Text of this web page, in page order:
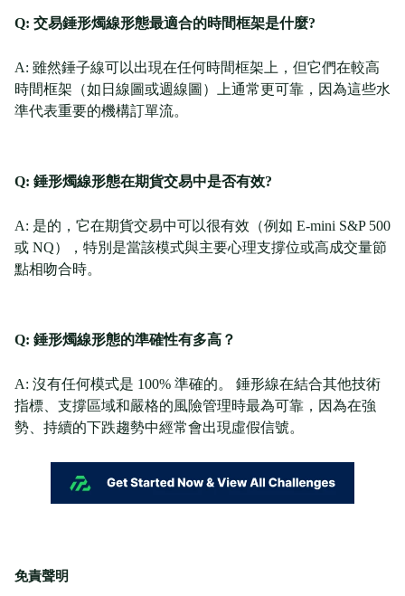
Q: 交易錘形燭線形態最適合的時間框架是什麼?
A: 雖然錘子線可以出現在任何時間框架上，但它們在較高
時間框架（如日線圖或週線圖）上通常更可靠，因為這些水
準代表重要的機構訂單流。
Q: 錘形燭線形態在期貨交易中是否有效?
A: 是的，它在期貨交易中可以很有效（例如 E-mini S&P 500
或 NQ），特別是當該模式與主要心理支撐位或高成交量節
點相吻合時。
Q: 錘形燭線形態的準確性有多高？
A: 沒有任何模式是 100% 準確的。 錘形線在結合其他技術
指標、支撐區域和嚴格的風險管理時最為可靠，因為在強
勢、持續的下跌趨勢中經常會出現虛假信號。
免責聲明